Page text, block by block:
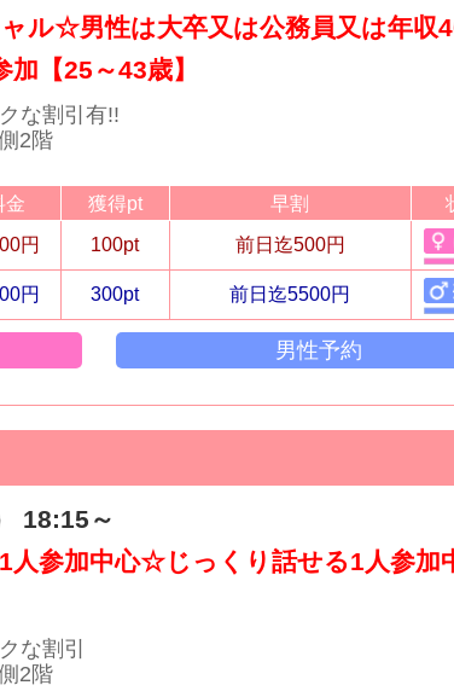
ル☆男性は大卒又は公務員又は年収
加【25～43歳】
な割引有!!
2階
金 獲得pt 早割
円 100pt 前日迄500円
円 300pt 前日迄5500円
男性予約
18:15～
人参加中心☆じっくり話せる1人参加
な割引
2階